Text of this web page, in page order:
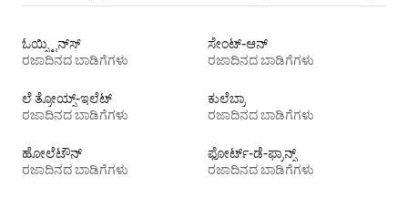
ಓಯ್ಸ್ಟಿನ್‌ಸ್
ರಜಾದಿನದ ಬಾಡಿಗೆಗಳು
ಸೇಂಟ್-ಆನ್
ರಜಾದಿನದ ಬಾಡಿಗೆಗಳು
ಲೆ ತ್ರೋಯ್ಸ್-ಇಲೆಟ್
ರಜಾದಿನದ ಬಾಡಿಗೆಗಳು
ಕುಲೆಬ್ರಾ
ರಜಾದಿನದ ಬಾಡಿಗೆಗಳು
ಹೋಲೆಟೌನ್
ರಜಾದಿನದ ಬಾಡಿಗೆಗಳು
ಫೋರ್ಟ್-ಡೆ-ಫ್ರಾನ್ಸ್
ರಜಾದಿನದ ಬಾಡಿಗೆಗಳು